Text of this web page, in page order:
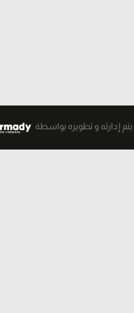
يتم إدارته و تطويره بواسطة